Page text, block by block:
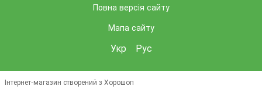
Повна версія сайту
Мапа сайту
Укр Рус
Інтернет-магазин створений з Хорошоп